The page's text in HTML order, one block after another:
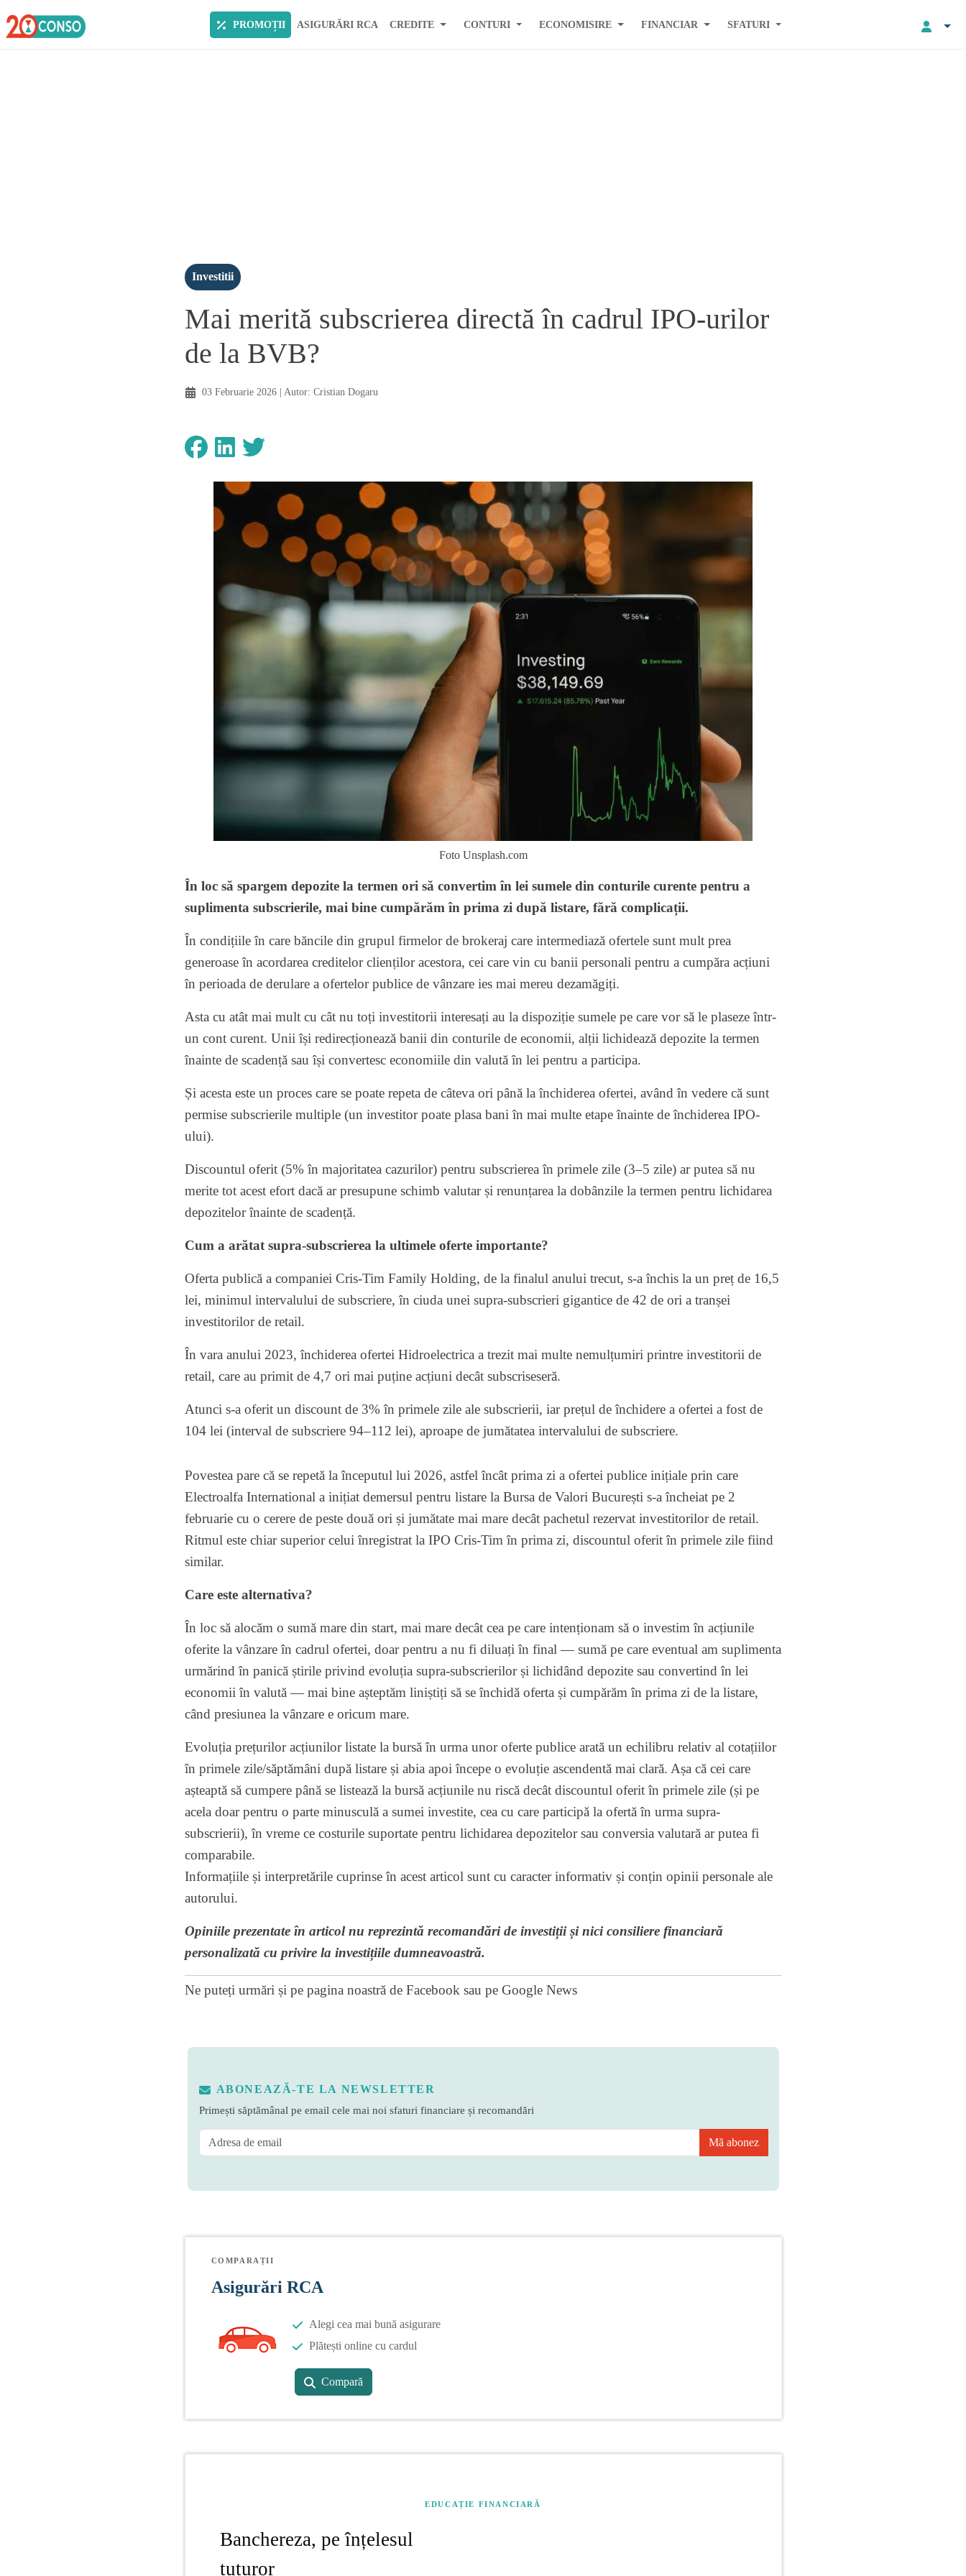
PROMOȚII ASIGURĂRI RCA CREDITE CONTURI ECONOMISIRE FINANCIAR SFATURI
Investitii
Mai merită subscrierea directă în cadrul IPO-urilor
de la BVB?
03 Februarie 2026| Autor: Cristian Dogaru
Foto Unsplash.com
În loc să spargem depozite la termen ori să convertim în lei sumele din conturile curente pentru a
suplimenta subscrierile, mai bine cumpărăm în prima zi după listare, fără complicații.
În condițiile în care băncile din grupul firmelor de brokeraj care intermediază ofertele sunt mult prea
generoase în acordarea creditelor clienților acestora, cei care vin cu banii personali pentru a cumpăra acțiuni
în perioada de derulare a ofertelor publice de vânzare ies mai mereu dezamăgiți.
Asta cu atât mai mult cu cât nu toți investitorii interesați au la dispoziție sumele pe care vor să le plaseze într-
un cont curent. Unii își redirecționează banii din conturile de economii, alții lichidează depozite la termen
înainte de scadență sau își convertesc economiile din valută în lei pentru a participa.
Și acesta este un proces care se poate repeta de câteva ori până la închiderea ofertei, având în vedere că sunt
permise subscrierile multiple (un investitor poate plasa bani în mai multe etape înainte de închiderea IPO-
ului).
Discountul oferit (5% în majoritatea cazurilor) pentru subscrierea în primele zile (3–5 zile) ar putea să nu
merite tot acest efort dacă ar presupune schimb valutar și renunțarea la dobânzile la termen pentru lichidarea
depozitelor înainte de scadență.
Cum a arătat supra-subscrierea la ultimele oferte importante?
Oferta publică a companiei Cris-Tim Family Holding, de la finalul anului trecut, s-a închis la un preț de 16,5
lei, minimul intervalului de subscriere, în ciuda unei supra-subscrieri gigantice de 42 de ori a tranșei
investitorilor de retail.
În vara anului 2023, închiderea ofertei Hidroelectrica a trezit mai multe nemulțumiri printre investitorii de
retail, care au primit de 4,7 ori mai puține acțiuni decât subscriseseră.
Atunci s-a oferit un discount de 3% în primele zile ale subscrierii, iar prețul de închidere a ofertei a fost de
104 lei (interval de subscriere 94–112 lei), aproape de jumătatea intervalului de subscriere.
Povestea pare că se repetă la începutul lui 2026, astfel încât prima zi a ofertei publice inițiale prin care
Electroalfa International a inițiat demersul pentru listare la Bursa de Valori București s-a încheiat pe 2
februarie cu o cerere de peste două ori și jumătate mai mare decât pachetul rezervat investitorilor de retail.
Ritmul este chiar superior celui înregistrat la IPO Cris-Tim în prima zi, discountul oferit în primele zile fiind
similar.
Care este alternativa?
În loc să alocăm o sumă mare din start, mai mare decât cea pe care intenționam să o investim în acțiunile
oferite la vânzare în cadrul ofertei, doar pentru a nu fi diluați în final — sumă pe care eventual am suplimenta
urmărind în panică știrile privind evoluția supra-subscrierilor și lichidând depozite sau convertind în lei
economii în valută — mai bine așteptăm liniștiți să se închidă oferta și cumpărăm în prima zi de la listare,
când presiunea la vânzare e oricum mare.
Evoluția prețurilor acțiunilor listate la bursă în urma unor oferte publice arată un echilibru relativ al cotațiilor
în primele zile/săptămâni după listare și abia apoi începe o evoluție ascendentă mai clară. Așa că cei care
așteaptă să cumpere până se listează la bursă acțiunile nu riscă decât discountul oferit în primele zile (și pe
acela doar pentru o parte minusculă a sumei investite, cea cu care participă la ofertă în urma supra-
subscrierii), în vreme ce costurile suportate pentru lichidarea depozitelor sau conversia valutară ar putea fi
comparabile.
Informațiile și interpretările cuprinse în acest articol sunt cu caracter informativ și conțin opinii personale ale
autorului.
Opiniile prezentate în articol nu reprezintă recomandări de investiții și nici consiliere financiară
personalizată cu privire la investițiile dumneavoastră.
Ne puteți urmări și pe pagina noastră de Facebook sau pe Google News
ABONEAZĂ-TE LA NEWSLETTER
Primești săptămânal pe email cele mai noi sfaturi financiare și recomandări
Mă abonez
COMPARAȚII
Asigurări RCA
Alegi cea mai bună asigurare
Plătești online cu cardul
Compară
EDUCAȚIE FINANCIARĂ
Banchereza, pe înțelesul
tuturor